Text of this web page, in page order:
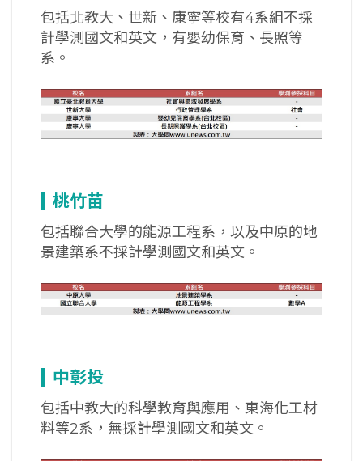
包括北教大、世新、康寧等校有4系組不採
計學測國文和英文，有嬰幼保育、長照等
系。
桃竹苗
包括聯合大學的能源工程系，以及中原的地
景建築系不採計學測國文和英文。
中彰投
包括中教大的科學教育與應用、東海化工材
料等2系，無採計學測國文和英文。